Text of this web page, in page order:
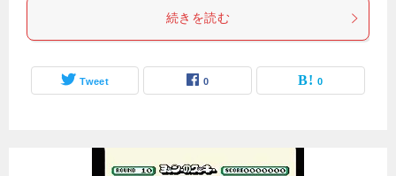
続きを読む
Tweet 0 0